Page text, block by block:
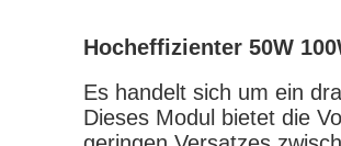
Hocheffizienter 50W
Es handelt sich um ein
Dieses Modul bietet die